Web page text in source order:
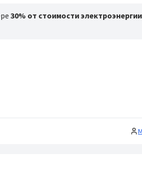
30% от стоимости электроэнергии